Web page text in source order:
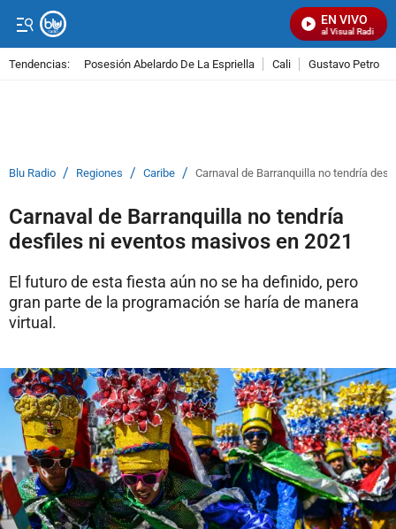
EN VIVO
Señal Visual Radio
Tendencias: Posesión Abelardo De La Espriella Cali Gustavo Petro
Blu Radio / Regiones / Caribe / Carnaval de Barranquilla no tendría
Carnaval de Barranquilla no tendría
desfiles ni eventos masivos en 2021
El futuro de esta fiesta aún no se ha definido, pero
gran parte de la programación se haría de manera
virtual.